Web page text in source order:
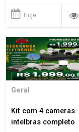
Hoje
Geral
Kit com 4 cameras
intelbras completo